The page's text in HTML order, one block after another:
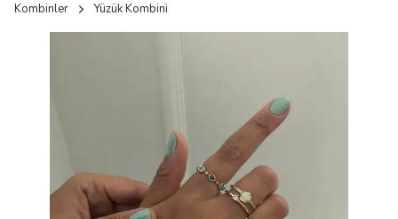
Kombinler Yüzük Kombini